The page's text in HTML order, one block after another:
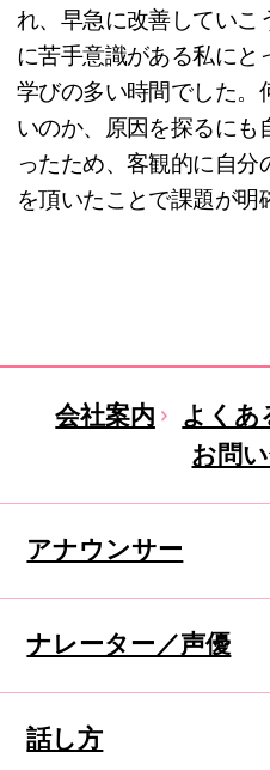
れ、早急に改善していこ
に苦手意識がある私にと
学びの多い時間でした。
いのか、原因を探るにも
ったため、客観的に自
を頂いたことで課題が明
会社案内 よくあ
お問
アナウンサー
ナレーター／声優
話し方